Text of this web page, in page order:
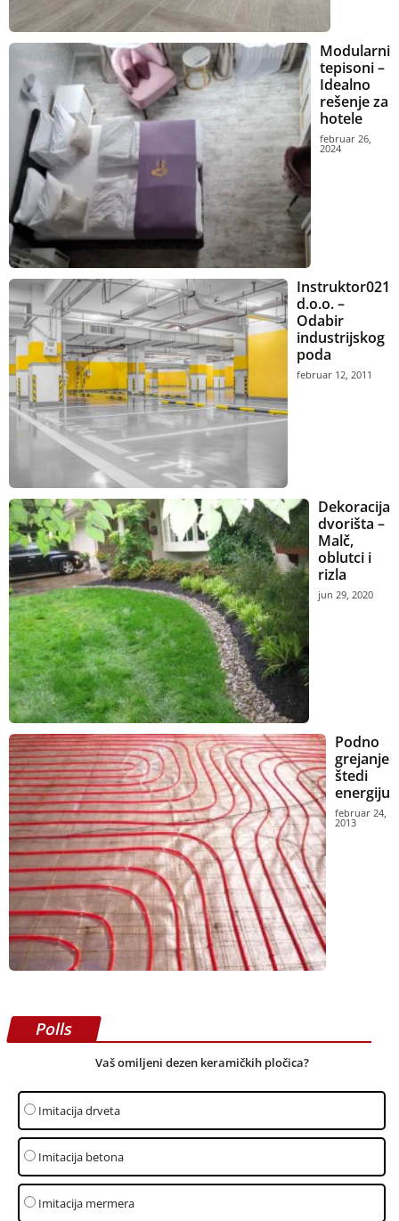
Modularni
tepisoni –
Idealno
rešenje za
hotele
februar 26,
2024
Instruktor021
d.o.o. –
Odabir
industrijskog
poda
februar 12, 2011
Dekoracija
dvorišta –
Malč,
oblutci i
rizla
jun 29, 2020
Podno
grejanje
štedi
energiju
februar 24,
2013
Polls
Vaš omiljeni dezen keramičkih pločica?
Imitacija drveta
Imitacija betona
Imitacija mermera